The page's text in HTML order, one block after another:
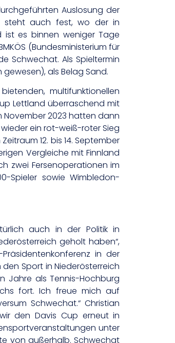
Auslosung der
steht auch fest, wo der in
ist es binnen weniger Tage
(Bundesministerium für
Schwechat. Als Spieltermin
als Belag Sand.
multifunktionellen
Lettland überraschend mit
November 2023 hatten dann
ein rot-weiß-roter Sieg
12. bis 14. September
Vergleiche mit Finnland
zwei Fersenoperationen im
Spieler sowie Wimbledon-
auch in der Politik in
geholt haben“,
in der
Sport in Niederösterreich
Jahre als Tennis-Hochburg
fort. Ich freue mich auf
Schwechat.“ Christian
den Davis Cup erneut in
unter
von außerhalb. Schwechat